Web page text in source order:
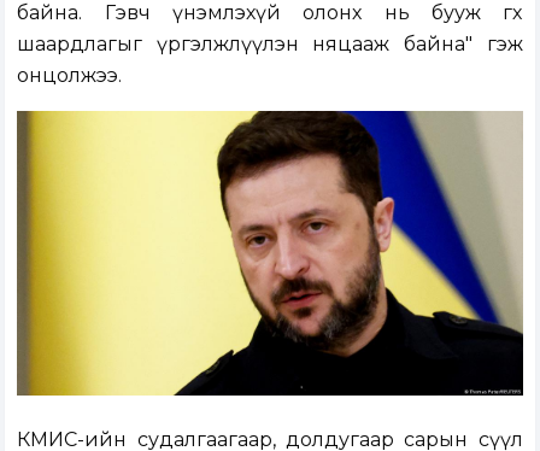
байна. Гэвч үнэмлэхүй олонх нь бууж өгөх
шаардлагыг үргэлжлүүлэн няцааж байна" гэж
онцолжээ.
КМИС-ийн судалгаагаар, долдугаар сарын сүүл